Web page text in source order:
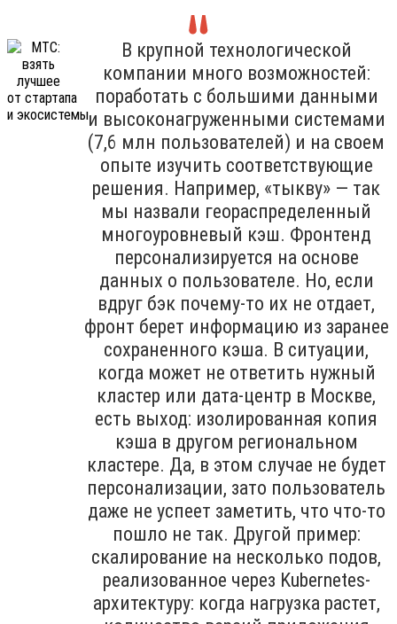
В крупной технологической
компании много возможностей:
поработать с большими данными
и высоконагруженными системами
(7,6 млн пользователей) и на своем
опыте изучить соответствующие
решения. Например, «тыкву» — так
мы назвали геораспределенный
многоуровневый кэш. Фронтенд
персонализируется на основе
данных о пользователе. Но, если
вдруг бэк почему-то их не отдает,
фронт берет информацию из заранее
сохраненного кэша. В ситуации,
когда может не ответить нужный
кластер или дата-центр в Москве,
есть выход: изолированная копия
кэша в другом региональном
кластере. Да, в этом случае не будет
персонализации, зато пользователь
даже не успеет заметить, что что-то
пошло не так. Другой пример:
скалирование на несколько подов,
реализованное через Kubernetes-
архитектуру: когда нагрузка растет,